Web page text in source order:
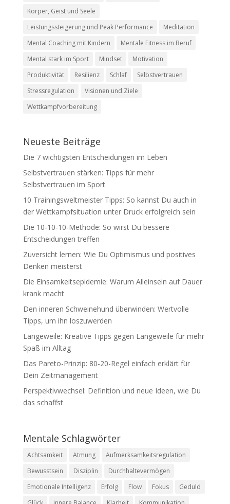
Körper, Geist und Seele
Leistungssteigerung und Peak Performance
Meditation
Mental Coaching mit Kindern
Mentale Fitness im Beruf
Mental stark im Sport
Mindset
Motivation
Produktivität
Resilienz Schlaf
Selbstvertrauen
Stressregulation
Visionen und Ziele
Wettkampfvorbereitung
Neueste Beiträge
Die 7 wichtigsten Entscheidungen im Leben
Selbstvertrauen stärken: Tipps für mehr
Selbstvertrauen im Sport
10 Trainingsweltmeister Tipps: So kannst Du auch in
der Wettkampfsituation unter Druck erfolgreich sein
Die 10-10-10-Methode: So wirst Du bessere
Entscheidungen treffen
Zuversicht lernen: Wie Du Optimismus und positives
Denken meisterst
Die Einsamkeitsepidemie: Warum Alleinsein auf Dauer
krank macht
Den inneren Schweinehund überwinden: Wertvolle
Tipps, um ihn loszuwerden
Langeweile: Kreative Tipps gegen Langeweile für mehr
Spaß im Alltag
Das Pareto-Prinzip: 80-20-Regel einfach erklärt für
Dein Zeitmanagement
Perspektivwechsel: Definition und neue Ideen, wie Du
das schaffst
Mentale Schlagwörter
Achtsamkeit Atmung
Aufmerksamkeitsregulation
Bewusstsein
Disziplin
Durchhaltevermögen
Emotionale Intelligenz
Erfolg Flow Fokus
Geduld